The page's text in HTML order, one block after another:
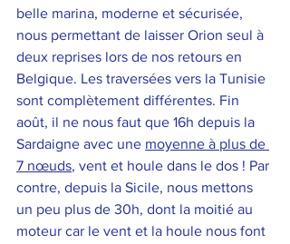
belle marina, moderne et sécurisée,
nous permettant de laisser Orion seul à
deux reprises lors de nos retours en
Belgique. Les traversées vers la Tunisie
sont complètement différentes. Fin
août, il ne nous faut que 16h depuis la
Sardaigne avec une moyenne à plus de
7 nœuds, vent et houle dans le dos ! Par
contre, depuis la Sicile, nous mettons
un peu plus de 30h, dont la moitié au
moteur car le vent et la houle nous font